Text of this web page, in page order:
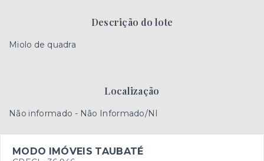
Descrição do lote
Miolo de quadra
Localização
Não informado - Não Informado/NI
MODO IMÓVEIS TAUBATÉ